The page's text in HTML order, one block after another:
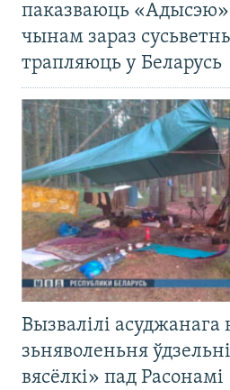
паказваюць «Адысэю»
чынам зараз
трапляюць у Беларусь
Вызвалілі асуджанага
зьняволеньня
вясёлкі» пад Расонамі